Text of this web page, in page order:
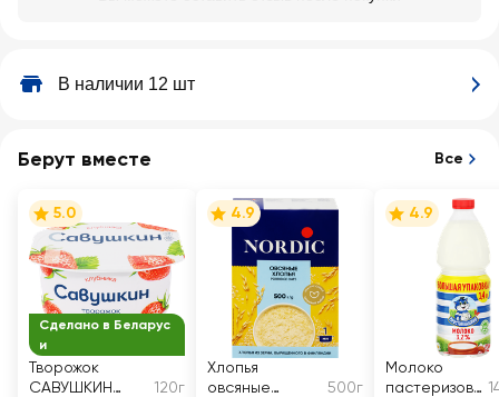
В наличии 12 шт
Берут вместе Все
Сделано в Беларус
и
5.0
Творожок
САВУШКИН
120г
4.9
Хлопья
овсяные
500г
4.9
Молоко
пастеризова